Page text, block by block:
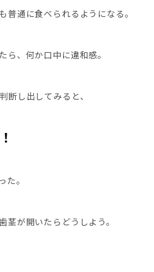
普通に食べられるようになる。
ら、何か口中に違和感。
断し出してみると、
た。
茎が開いたらどうしよう。